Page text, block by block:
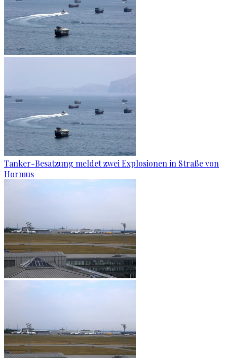
Tanker-Besatzung meldet zwei Explosionen in Straße von
Hormus